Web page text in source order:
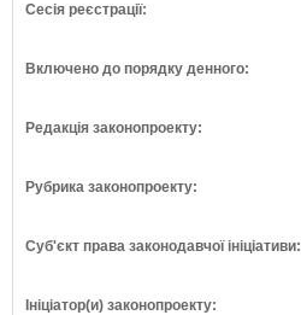
Сесія реєстрації:
Включено до порядку денного:
Редакція законопроекту:
Рубрика законопроекту:
Суб'єкт права законодавчої ініціативи:
Ініціатор(и) законопроекту: